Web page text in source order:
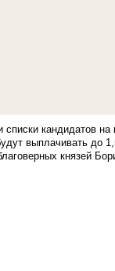
кандидатов
выплачивать до
князей